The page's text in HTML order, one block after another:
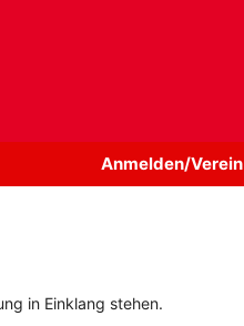
Anmelden/Verein
in Einklang stehen.